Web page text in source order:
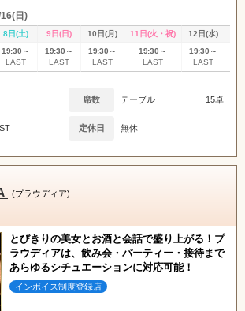
日)
8日(土) 9日(日) 10日(月) 11日(火・祝) 12日(水)
19:30～
LAST
19:30～
LAST
19:30～
LAST
19:30～
LAST
19:30～
LAST
席数 テーブル 15卓
定休日 無休
(プラウディア)
とびきりの美女とお酒と会話で盛り上がる！プ
ラウディアは、飲み会・パーティー・接待まで
あらゆるシチュエーションに対応可能！
インボイス制度登録店